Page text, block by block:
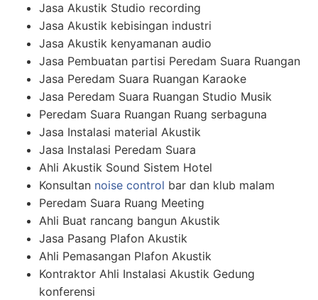
Jasa Akustik Studio recording
Jasa Akustik kebisingan industri
Jasa Akustik kenyamanan audio
Jasa Pembuatan partisi Peredam Suara Ruangan
Jasa Peredam Suara Ruangan Karaoke
Jasa Peredam Suara Ruangan Studio Musik
Peredam Suara Ruangan Ruang serbaguna
Jasa Instalasi material Akustik
Jasa Instalasi Peredam Suara
Ahli Akustik Sound Sistem Hotel
Konsultan noise control bar dan klub malam
Peredam Suara Ruang Meeting
Ahli Buat rancang bangun Akustik
Jasa Pasang Plafon Akustik
Ahli Pemasangan Plafon Akustik
Kontraktor Ahli Instalasi Akustik Gedung
konferensi